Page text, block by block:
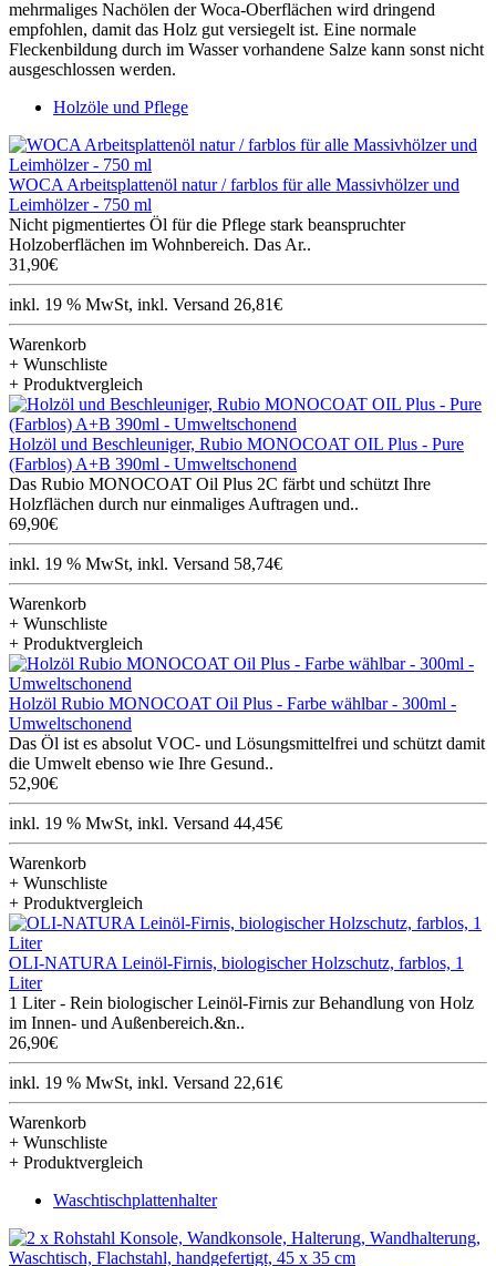
mehrmaliges Nachölen der Woca-Oberflächen wird dringend
empfohlen, damit das Holz gut versiegelt ist. Eine normale
Fleckenbildung durch im Wasser vorhandene Salze kann sonst nicht
ausgeschlossen werden.
Holzöle und Pflege
WOCA Arbeitsplattenöl natur / farblos für alle Massivhölzer und
Leimhölzer - 750 ml
Nicht pigmentiertes Öl für die Pflege stark beanspruchter
Holzoberflächen im Wohnbereich. Das Ar..
31,90€
inkl. 19 % MwSt, inkl. Versand 26,81€
Warenkorb
+ Wunschliste
+ Produktvergleich
Holzöl und Beschleuniger, Rubio MONOCOAT OIL Plus - Pure
(Farblos) A+B 390ml - Umweltschonend
Das Rubio MONOCOAT Oil Plus 2C färbt und schützt Ihre
Holzflächen durch nur einmaliges Auftragen und..
69,90€
inkl. 19 % MwSt, inkl. Versand 58,74€
Warenkorb
+ Wunschliste
+ Produktvergleich
Holzöl Rubio MONOCOAT Oil Plus - Farbe wählbar - 300ml -
Umweltschonend
Das Öl ist es absolut VOC- und Lösungsmittelfrei und schützt damit
die Umwelt ebenso wie Ihre Gesund..
52,90€
inkl. 19 % MwSt, inkl. Versand 44,45€
Warenkorb
+ Wunschliste
+ Produktvergleich
OLI-NATURA Leinöl-Firnis, biologischer Holzschutz, farblos, 1
Liter
1 Liter - Rein biologischer Leinöl-Firnis zur Behandlung von Holz
im Innen- und Außenbereich.&n..
26,90€
inkl. 19 % MwSt, inkl. Versand 22,61€
Warenkorb
+ Wunschliste
+ Produktvergleich
Waschtischplattenhalter